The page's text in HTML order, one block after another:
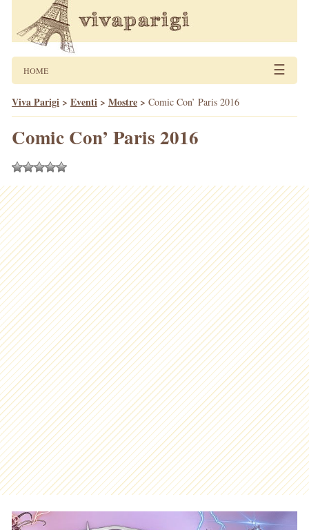
HOME ☰
Viva Parigi > Eventi > Mostre > Comic Con’ Paris 2016
Comic Con’ Paris 2016